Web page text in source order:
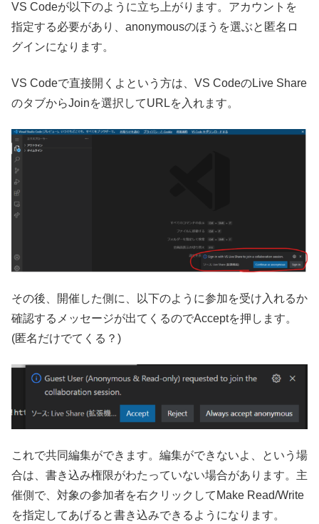
VS Codeが以下のように立ち上がります。アカウントを
指定する必要があり、anonymousのほうを選ぶと匿名ロ
グインになります。
VS Codeで直接開くよという方は、VS CodeのLive Share
のタブからJoinを選択してURLを入れます。
その後、開催した側に、以下のように参加を受け入れるか
確認するメッセージが出てくるのでAcceptを押します。
(匿名だけでてくる？)
これで共同編集ができます。編集ができないよ、という場
合は、書き込み権限がわたっていない場合があります。主
催側で、対象の参加者を右クリックしてMake Read/Write
を指定してあげると書き込みできるようになります。